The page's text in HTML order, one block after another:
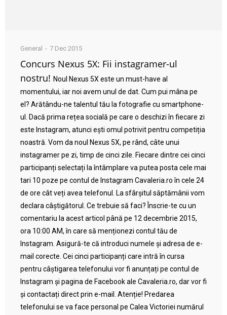
General 7 Dec 2015
Concurs Nexus 5X: Fii instagramer-ul
nostru! Noul Nexus 5X este un must-have al
momentului, iar noi avem unul de dat. Cum pui mâna pe
el? Arătându-ne talentul tău la fotografie cu smartphone-
ul. Dacă prima rețea socială pe care o deschizi în fiecare zi
este Instagram, atunci ești omul potrivit pentru competiția
noastră. Vom da noul Nexus 5X, pe rând, câte unui
instagramer pe zi, timp de cinci zile. Fiecare dintre cei cinci
participanți selectați la întâmplare va putea posta cele mai
tari 10 poze pe contul de Instagram Cavaleria.ro în cele 24
de ore cât veți avea telefonul. La sfârșitul săptămânii vom
declara câștigătorul. Ce trebuie să faci? Înscrie-te cu un
comentariu la acest articol până pe 12 decembrie 2015,
ora 10:00 AM, în care să menționezi contul tău de
Instagram. Asigură-te că introduci numele și adresa de e-
mail corecte. Cei cinci participanți care intră în cursa
pentru câștigarea telefonului vor fi anunțați pe contul de
Instagram și pagina de Facebook ale Cavaleria.ro, dar vor fi
și contactați direct prin e-mail. Atenție! Predarea
telefonului se va face personal pe Calea Victoriei numărul